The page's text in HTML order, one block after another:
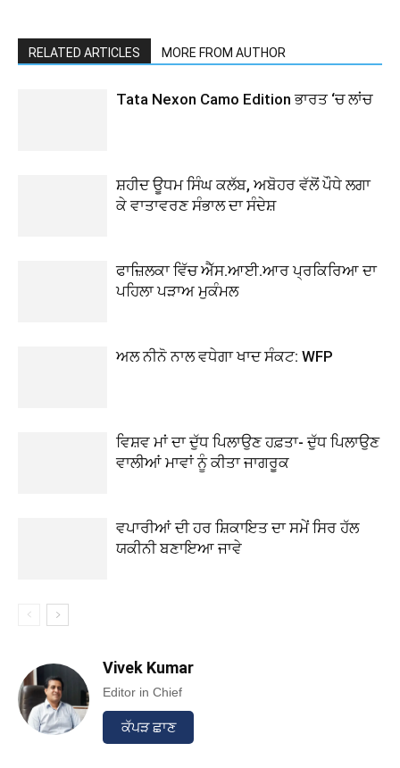
RELATED ARTICLES MORE FROM AUTHOR
Tata Nexon Camo Edition ਭਾਰਤ ‘ਚ ਲਾਂਚ
ਸ਼ਹੀਦ ਊਧਮ ਸਿੰਘ ਕਲੱਬ, ਅਬੋਹਰ ਵੱਲੋਂ ਪੌਧੇ ਲਗਾ
ਕੇ ਵਾਤਾਵਰਣ ਸੰਭਾਲ ਦਾ ਸੰਦੇਸ਼
ਫਾਜ਼ਿਲਕਾ ਵਿੱਚ ਐੱਸ.ਆਈ.ਆਰ ਪ੍ਰਕਿਰਿਆ ਦਾ
ਪਹਿਲਾ ਪੜਾਅ ਮੁਕੰਮਲ
ਅਲ ਨੀਨੋ ਨਾਲ ਵਧੇਗਾ ਖਾਦ ਸੰਕਟ: WFP
ਵਿਸ਼ਵ ਮਾਂ ਦਾ ਦੁੱਧ ਪਿਲਾਉਣ ਹਫ਼ਤਾ- ਦੁੱਧ ਪਿਲਾਉਣ
ਵਾਲੀਆਂ ਮਾਵਾਂ ਨੂੰ ਕੀਤਾ ਜਾਗਰੂਕ
ਵਪਾਰੀਆਂ ਦੀ ਹਰ ਸ਼ਿਕਾਇਤ ਦਾ ਸਮੇਂ ਸਿਰ ਹੱਲ
ਯਕੀਨੀ ਬਣਾਇਆ ਜਾਵੇ
Vivek Kumar
Editor in Chief
ਕੱਪੜ ਛਾਣ